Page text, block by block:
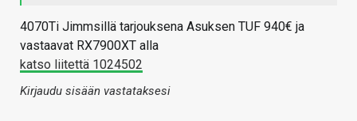
4070Ti Jimmsillä tarjouksena Asuksen TUF 940€ ja
vastaavat RX7900XT alla
katso liitettä 1024502
Kirjaudu sisään vastataksesi